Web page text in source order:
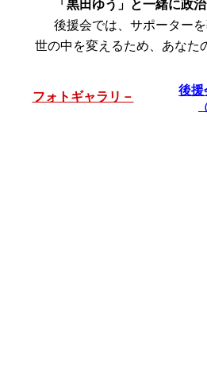
「黒田ゆう」と一緒に政
後援会では、サポーターを
世の中を変えるため、あなた
後援
フォトギャラリ－